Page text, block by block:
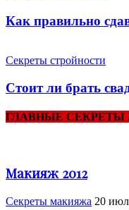
Как правильно
Секреты стройности
Стоит ли брать
ГЛАВНЫЕ
Макияж 2012
Секреты макияжа 20